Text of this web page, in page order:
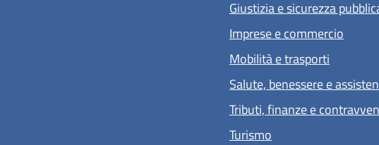
Giustizia e sicurezza
Imprese e commercio
Mobilità e trasporti
Salute, benessere e
Tributi, finanze e
Turismo